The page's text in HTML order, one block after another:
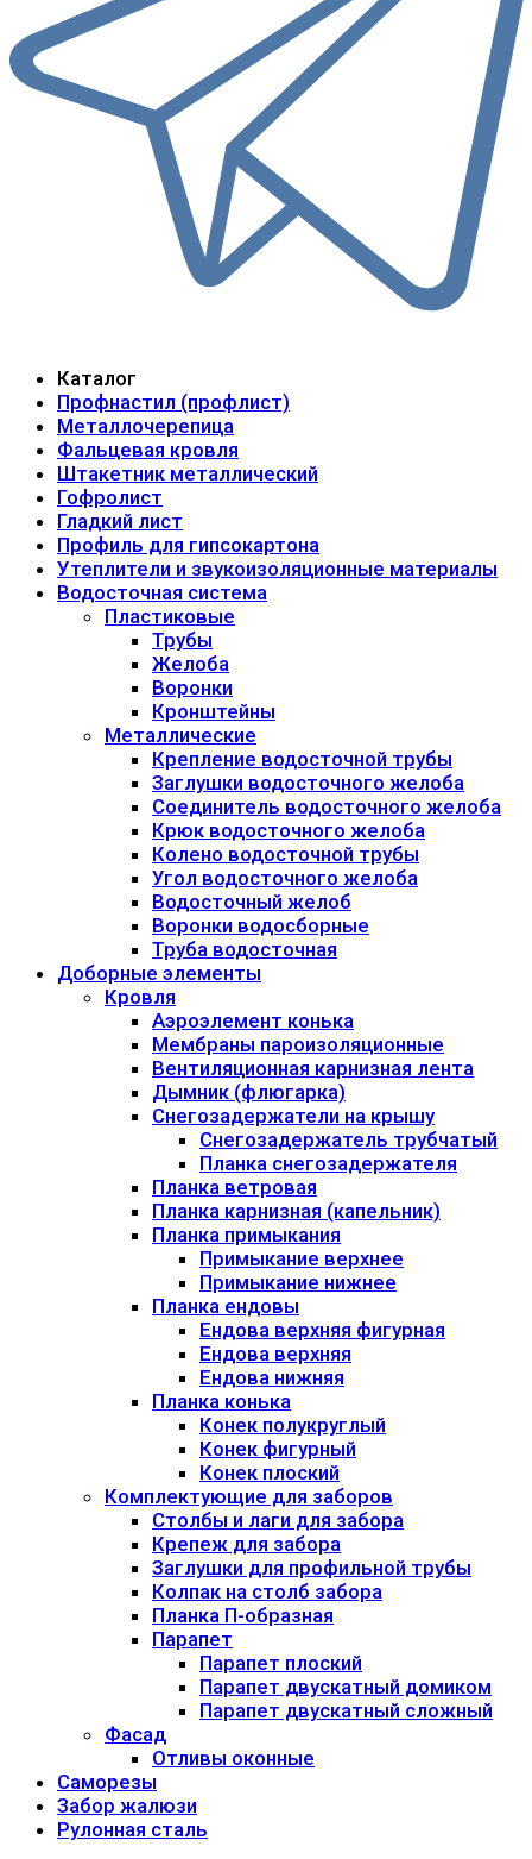
Каталог
Профнастил (профлист)
Металлочерепица
Фальцевая кровля
Штакетник металлический
Гофролист
Гладкий лист
Профиль для гипсокартона
Утеплители и звукоизоляционные материалы
Водосточная система
Пластиковые
Трубы
Желоба
Воронки
Кронштейны
Металлические
Крепление водосточной трубы
Заглушки водосточного желоба
Соединитель водосточного желоба
Крюк водосточного желоба
Колено водосточной трубы
Угол водосточного желоба
Водосточный желоб
Воронки водосборные
Труба водосточная
Доборные элементы
Кровля
Аэроэлемент конька
Мембраны пароизоляционные
Вентиляционная карнизная лента
Дымник (флюгарка)
Снегозадержатели на крышу
Снегозадержатель трубчатый
Планка снегозадержателя
Планка ветровая
Планка карнизная (капельник)
Планка примыкания
Примыкание верхнее
Примыкание нижнее
Планка ендовы
Ендова верхняя фигурная
Ендова верхняя
Ендова нижняя
Планка конька
Конек полукруглый
Конек фигурный
Конек плоский
Комплектующие для заборов
Столбы и лаги для забора
Крепеж для забора
Заглушки для профильной трубы
Колпак на столб забора
Планка П-образная
Парапет
Парапет плоский
Парапет двускатный домиком
Парапет двускатный сложный
Фасад
Отливы оконные
Саморезы
Забор жалюзи
Рулонная сталь